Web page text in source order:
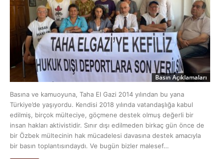
Basın Açıklamaları
Basına ve kamuoyuna, Taha El Gazi 2014 yılından bu yana
Türkiye’de yaşıyordu. Kendisi 2018 yılında vatandaşlığa kabul
edilmiş, birçok mülteciye, göçmene destek olmuş değerli bir
insan hakları aktivistidir. Sınır dışı edilmeden birkaç gün önce de
bir Özbek mültecinin hak mücadelesi davasına destek amacıyla
bir basın toplantısındaydı. Ve bugün bizler malesef…